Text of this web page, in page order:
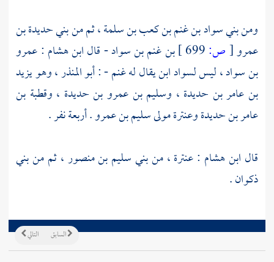
ومنبني سواد بن غنم بن كعب بن سلمة، ثم منبني حديدة بن
عمرو[ص: بن غنم بن سواد- قالابن هشام :عمرو
بن سواد، ليس لسواد ابن يقال له غنم - :أبو المنذر ، وهو يزيد
بن عامر بن حديدة ، وسليم بن عمرو بن حديدة ، وقطبة بن
عامر بن حديدةوعنترة مولى سليم بن عمرو. أربعة نفر .
قال ابن هشام :عنترة ،منبني سليم بن منصور، ثم منبني
ذكوان.
التالي السابق